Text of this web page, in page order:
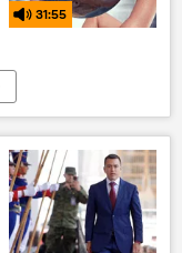
31:55